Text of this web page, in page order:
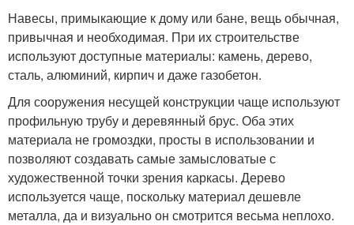
Навесы, примыкающие к дому или бане, вещь обычная,
привычная и необходимая. При их строительстве
используют доступные материалы: камень, дерево,
сталь, алюминий, кирпич и даже газобетон.
Для сооружения несущей конструкции чаще используют
профильную трубу и деревянный брус. Оба этих
материала не громоздки, просты в использовании и
позволяют создавать самые замысловатые с
художественной точки зрения каркасы. Дерево
используется чаще, поскольку материал дешевле
металла, да и визуально он смотрится весьма неплохо.